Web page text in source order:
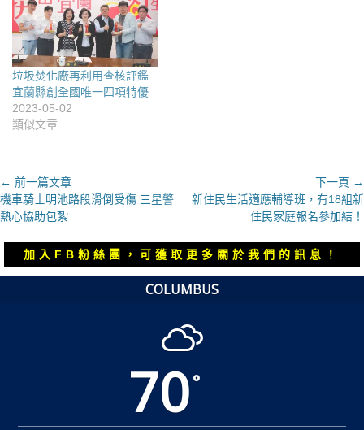
垃圾焚化廠再利用查核評鑑
宜蘭縣創全國唯一四項特優
2023-05-02
類似文章
文
章
導
覽
← 前一篇文章
上
一
章：
機車騎士明池路段滑倒受傷 三星警
熱心協助包紮
下一頁 →
下
文
章：
新住民生活適應輔導班，有18組新
住民家庭報名參加結！
加入FB粉絲團，可獲取更多關於我們的訊息！
COLUMBUS
70°